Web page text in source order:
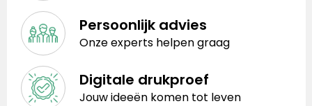
Persoonlijk advies
Onze experts helpen graag
Digitale drukproef
Jouw ideeën komen tot leven